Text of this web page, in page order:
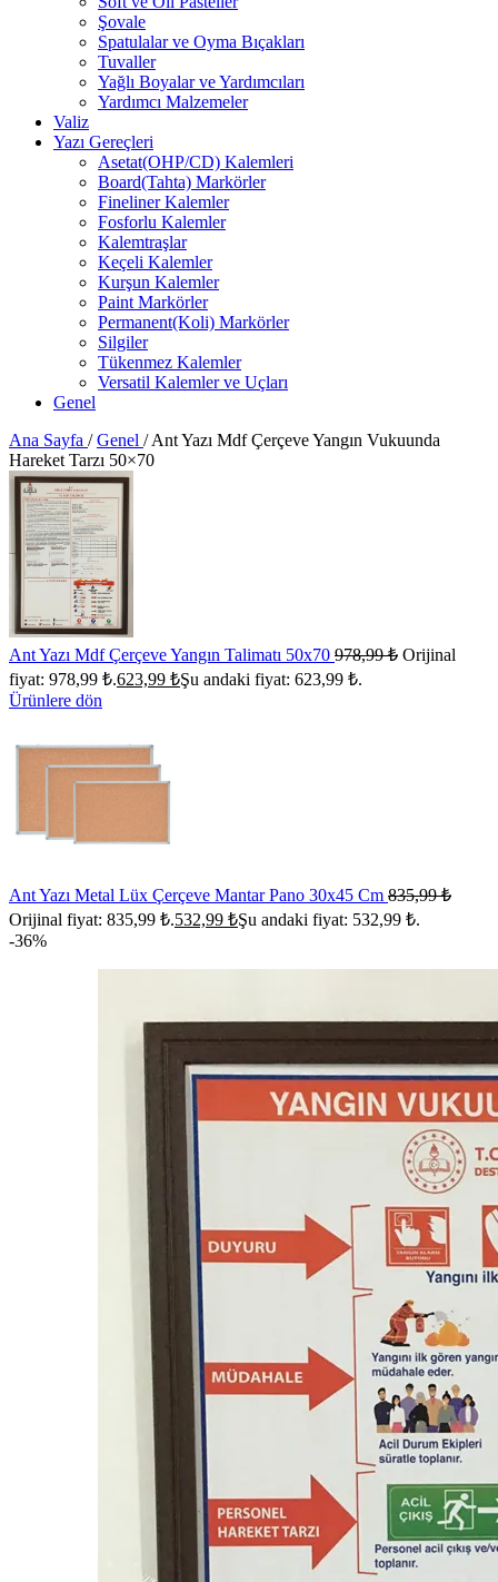
Şovale
Spatulalar ve Oyma Bıçakları
Tuvaller
Yağlı Boyalar ve Yardımcıları
Yardımcı Malzemeler
Valiz
Yazı Gereçleri
Asetat(OHP/CD) Kalemleri
Board(Tahta) Markörler
Fineliner Kalemler
Fosforlu Kalemler
Kalemtraşlar
Keçeli Kalemler
Kurşun Kalemler
Paint Markörler
Permanent(Koli) Markörler
Silgiler
Tükenmez Kalemler
Versatil Kalemler ve Uçları
Genel
Ana Sayfa / Genel / Ant Yazı Mdf Çerçeve Yangın Vukuunda
Hareket Tarzı 50×70
Ant Yazı Mdf Çerçeve Yangın Talimatı 50x70 978,99₺ Orijinal
fiyat: 978,99 ₺.623,99 ₺Şu andaki fiyat: 623,99 ₺.
Ürünlere dön
Ant Yazı Metal Lüx Çerçeve Mantar Pano 30x45 Cm 835,99₺
Orijinal fiyat: 835,99 ₺.532,99 ₺Şu andaki fiyat: 532,99 ₺.
-36%